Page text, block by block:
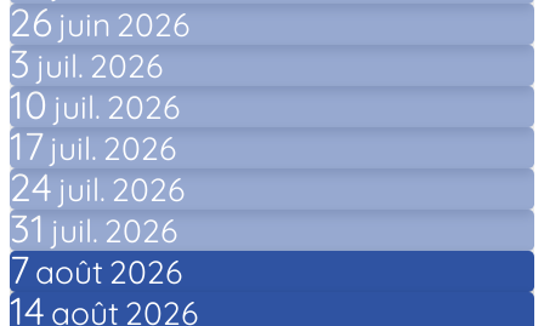
26 juin 2026
3 juil. 2026
10 juil. 2026
17 juil. 2026
24 juil. 2026
31 juil. 2026
7août 2026
14 août 2026